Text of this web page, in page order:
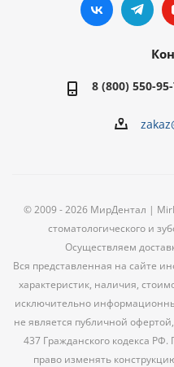
8 (800) 550-
© 2009 - 2026 МирДентал |
стоматологического и
Осуществляем
Вся представленная на сайте
характеристик, наличия,
исключительно
не является публичной
437 Гражданского кодекса РФ.
право изменять